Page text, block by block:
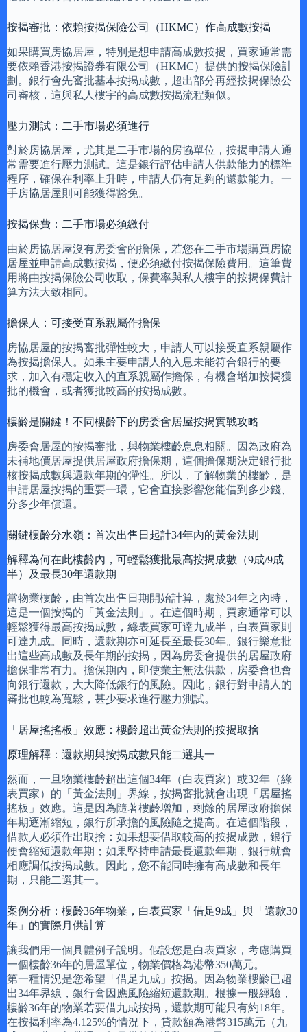
按揭審批：依賴按揭保險公司（HKMC）作高成數按揭
如果購買房協居屋，特別是想申請高成數按揭，買家通常需
要依賴香港按揭證券有限公司（HKMC）提供的按揭保險計
劃。銀行會先審批基本按揭成數，超出部分再經按揭保險公
司審核，這與私人樓宇的高成數按揭流程類似。
壓力測試：二手市場必須進行
對於房協居屋，尤其是二手市場的房協單位，按揭申請人通
常需要進行壓力測試。這是銀行評估申請人供款能力的標準
程序，確保在利率上升時，申請人仍有足夠的還款能力。一
手房協居屋則可能獲得豁免。
按揭保費：二手市場必須繳付
由於房協居屋沒有房委會的擔保，若您在二手市場購買房協
居屋並申請高成數按揭，便必須繳付按揭保險費用。這筆費
用將由按揭保險公司收取，保費率與私人樓宇的按揭保費計
算方法大致相同。
擔保人：可接受直系親屬作擔保
房協居屋的按揭審批彈性較大，申請人可以接受直系親屬作
為按揭擔保人。如果主要申請人的入息未能符合銀行的要
求，加入有穩定收入的直系親屬作擔保，有機會增加按揭獲
批的機會，或者獲批較高的按揭成數。
樓齡是關鍵！不同樓齡下的房委會居屋按揭實戰攻略
房委會居屋的按揭審批，與物業樓齡息息相關。因為政府為
未補地價居屋提供居屋政府擔保期，這個擔保期決定銀行批
核按揭成數與還款年期的彈性。所以，了解物業的樓齡，是
申請居屋按揭的重要一環，它會直接影響您能借到多少錢、
分多少年償還。
關鍵樓齡分水嶺：首次出售日起計34年內的黃金法則
解釋為何在此樓齡內，可輕鬆獲批最高按揭成數（9成/9成
半）及最長30年還款期
當物業樓齡，由首次出售日期開始計算，處於34年之內時，
這是一個按揭的「黃金法則」。在這個時期，買家通常可以
輕鬆獲得最高按揭成數，綠表買家可達九成半，白表買家則
可達九成。同時，還款期亦可延長至最長30年。銀行樂意批
出這些高成數及長年期的按揭，因為房委會提供的居屋政府
擔保非常有力。擔保期內，即使業主無法供款，房委會也會
向銀行還款，大大降低銀行的風險。因此，銀行對申請人的
審批也較為寬鬆，甚少要求進行壓力測試。
「居屋搖搖板」效應：樓齡超出黃金法則的按揭取捨
原理解釋：還款期與按揭成數只能二選其一
然而，一旦物業樓齡超出這個34年（白表買家）或32年（綠
表買家）的「黃金法則」界線，按揭審批就會出現「居屋搖
搖板」效應。這是因為隨著樓齡增加，剩餘的居屋政府擔保
年期逐漸縮短，銀行所承擔的風險隨之提高。在這個階段，
借款人必須作出取捨：如果想要借取較高的按揭成數，銀行
便會縮短還款年期；如果堅持申請最長還款年期，銀行就會
相應調低按揭成數。因此，您不能同時擁有高成數和長年
期，只能二選其一。
案例分析：樓齡36年物業，白表買家「借足9成」與「還款30
年」的實際月供計算
讓我們用一個具體例子說明。假設您是白表買家，考慮購買
一個樓齡36年的居屋單位，物業價格為港幣350萬元。
第一種情況是您希望「借足九成」按揭。因為物業樓齡已超
出34年界線，銀行會因應風險縮短還款期。根據一般經驗，
樓齡36年的物業若要借九成按揭，還款期可能只有約18年。
在按揭利率為4.125%的情況下，貸款額為港幣315萬元（九